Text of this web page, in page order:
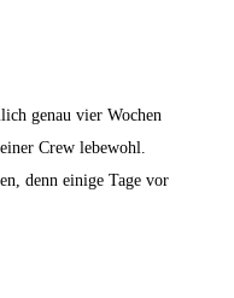
genau vier Wochen
Crew lebewohl.
denn einige Tage vor